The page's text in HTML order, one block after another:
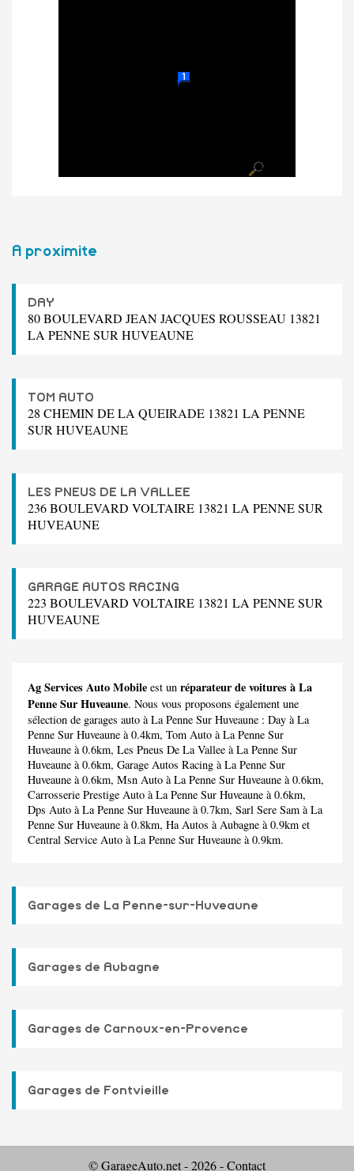
A proximite
DAY
80 BOULEVARD JEAN JACQUES ROUSSEAU 13821
LA PENNE SUR HUVEAUNE
TOM AUTO
28 CHEMIN DE LA QUEIRADE 13821 LA PENNE
SUR HUVEAUNE
LES PNEUS DE LA VALLEE
236 BOULEVARD VOLTAIRE 13821 LA PENNE SUR
HUVEAUNE
GARAGE AUTOS RACING
223 BOULEVARD VOLTAIRE 13821 LA PENNE SUR
HUVEAUNE
Ag Services Auto Mobile est un réparateur de voitures à La
Penne Sur Huveaune. Nous vous proposons également une
sélection de garages auto à La Penne Sur Huveaune : Day à La
Penne Sur Huveaune à 0.4km, Tom Auto à La Penne Sur
Huveaune à 0.6km, Les Pneus De La Vallee à La Penne Sur
Huveaune à 0.6km, Garage Autos Racing à La Penne Sur
Huveaune à 0.6km, Msn Auto à La Penne Sur Huveaune à 0.6km,
Carrosserie Prestige Auto à La Penne Sur Huveaune à 0.6km,
Dps Auto à La Penne Sur Huveaune à 0.7km, Sarl Sere Sam à La
Penne Sur Huveaune à 0.8km, Ha Autos à Aubagne à 0.9km et
Central Service Auto à La Penne Sur Huveaune à 0.9km.
Garages de La Penne-sur-Huveaune
Garages de Aubagne
Garages de Carnoux-en-Provence
Garages de Fontvieille
© GarageAuto.net - 2026 -Contact